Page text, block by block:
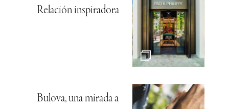
Relación inspiradora
Bulova, una mirada a